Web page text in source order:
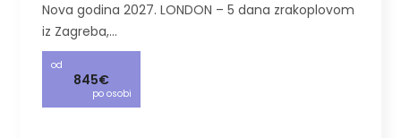
Nova godina 2027. LONDON – 5 dana zrakoplovom
iz Zagreba,…
od
845€
po osobi